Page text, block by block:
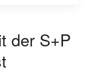
der S+P